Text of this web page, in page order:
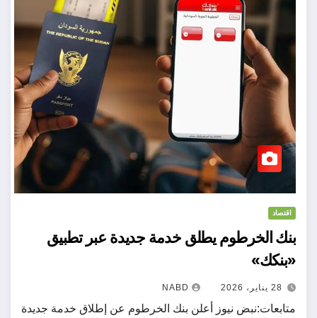
اقتصاد
بنك الخرطوم يطلق خدمة جديدة عبر تطبيق
«بنكك»
28 يناير، 2026 NABD
متابعات:نبض نيوز أعلن بنك الخرطوم عن إطلاق خدمة جديدة